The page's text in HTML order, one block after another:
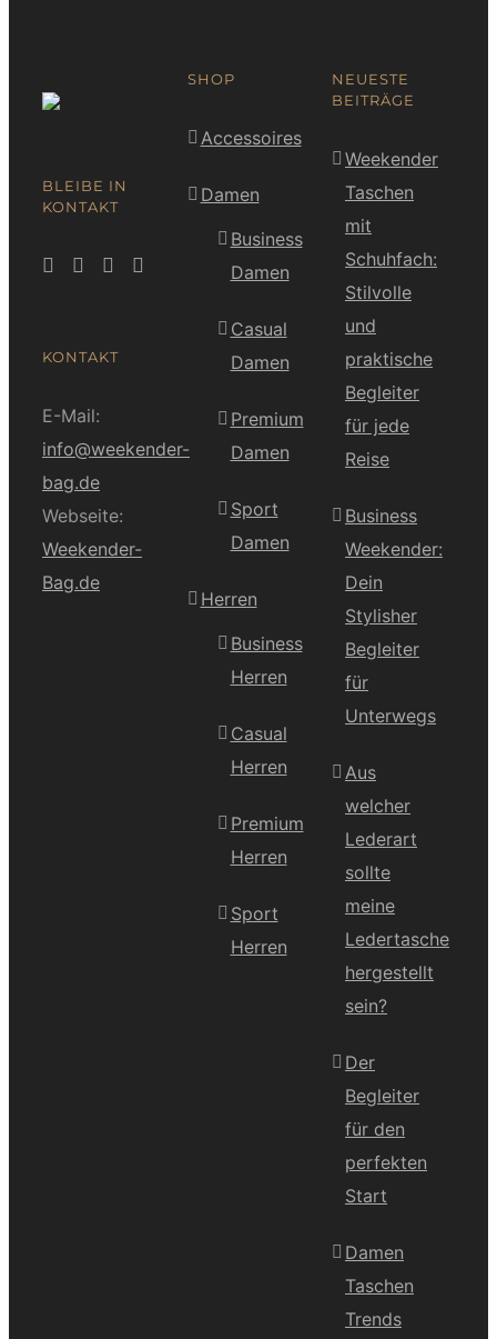
BLEIBE IN
KONTAKT
KONTAKT
E-Mail:
info@weekender-
bag.de
Webseite:
Weekender-
Bag.de
SHOP
Accessoires
Damen
Business
Damen
Casual
Damen
Premium
Damen
Sport
Damen
Herren
Business
Herren
Casual
Herren
Premium
Herren
Sport
Herren
NEUESTE
BEITRÄGE
Weekender
Taschen
mit
Schuhfach:
Stilvolle
und
praktische
Begleiter
für jede
Reise
Business
Weekender:
Dein
Stylisher
Begleiter
für
Unterwegs
Aus
welcher
Lederart
sollte
meine
Ledertasche
hergestellt
sein?
Der
Begleiter
für den
perfekten
Start
Damen
Taschen
Trends